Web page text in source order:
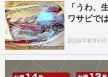
「うわ
ワサビで
2026年8月6日